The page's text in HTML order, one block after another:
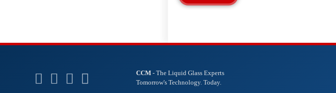
CCM - The Liquid Glass Experts
Tomorrow's Technology. Today.